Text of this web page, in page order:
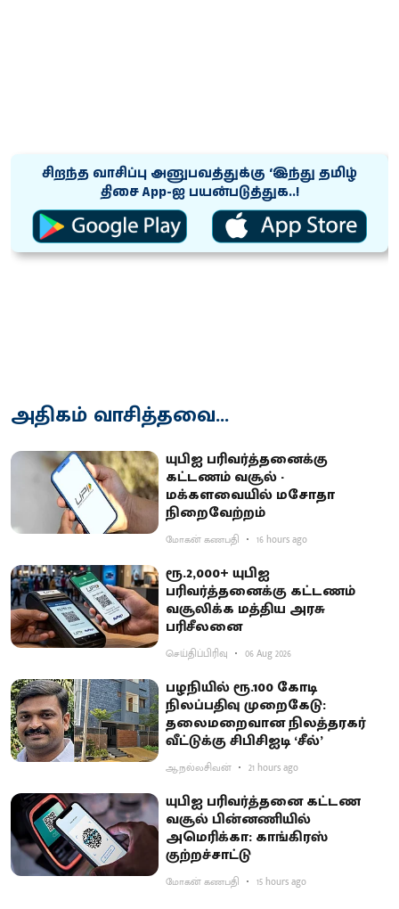
சிறந்த வாசிப்பு அனுபவத்துக்கு ‘இந்து தமிழ்
திசை App-ஐ பயன்படுத்துக..!
அதிகம் வாசித்தவை...
யுபிஐ பரிவர்த்தனைக்கு
கட்டணம் வசூல் -
மக்களவையில் மசோதா
நிறைவேற்றம்
மோகன் கணபதி 16 hours ago
ரூ.2,000+ யுபிஐ
பரிவர்த்தனைக்கு கட்டணம்
வசூலிக்க மத்திய அரசு
பரிசீலனை
செய்திப்பிரிவு 06 Aug 2026
பழநியில் ரூ.100 கோடி
நிலப்பதிவு முறைகேடு:
தலைமறைவான நிலத்தரகர்
வீட்டுக்கு சிபிசிஐடி ‘சீல்’
ஆ.நல்லசிவன் 21 hours ago
யுபிஐ பரிவர்த்தனை கட்டண
வசூல் பின்னணியில்
அமெரிக்கா: காங்கிரஸ்
குற்றச்சாட்டு
மோகன் கணபதி 15 hours ago